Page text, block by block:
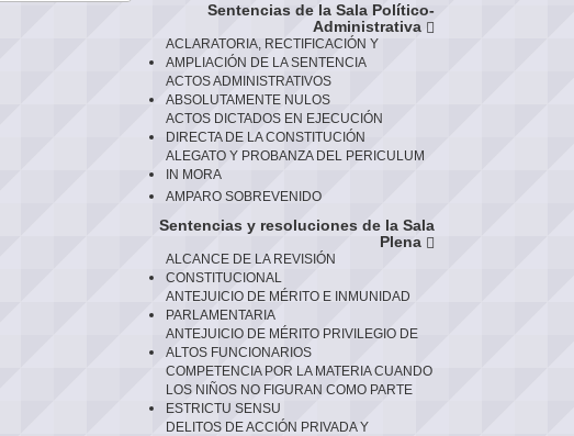
Sentencias de la Sala Político-
Administrativa
ACLARATORIA, RECTIFICACIÓN Y
AMPLIACIÓN DE LA SENTENCIA
ACTOS ADMINISTRATIVOS
ABSOLUTAMENTE NULOS
ACTOS DICTADOS EN EJECUCIÓN
DIRECTA DE LA CONSTITUCIÓN
ALEGATO Y PROBANZA DEL PERICULUM
IN MORA
AMPARO SOBREVENIDO
Sentencias y resoluciones de la Sala
Plena
ALCANCE DE LA REVISIÓN
CONSTITUCIONAL
ANTEJUICIO DE MÉRITO E INMUNIDAD
PARLAMENTARIA
ANTEJUICIO DE MÉRITO PRIVILEGIO DE
ALTOS FUNCIONARIOS
COMPETENCIA POR LA MATERIA CUANDO
LOS NIÑOS NO FIGURAN COMO PARTE
ESTRICTU SENSU
DELITOS DE ACCIÓN PRIVADA Y